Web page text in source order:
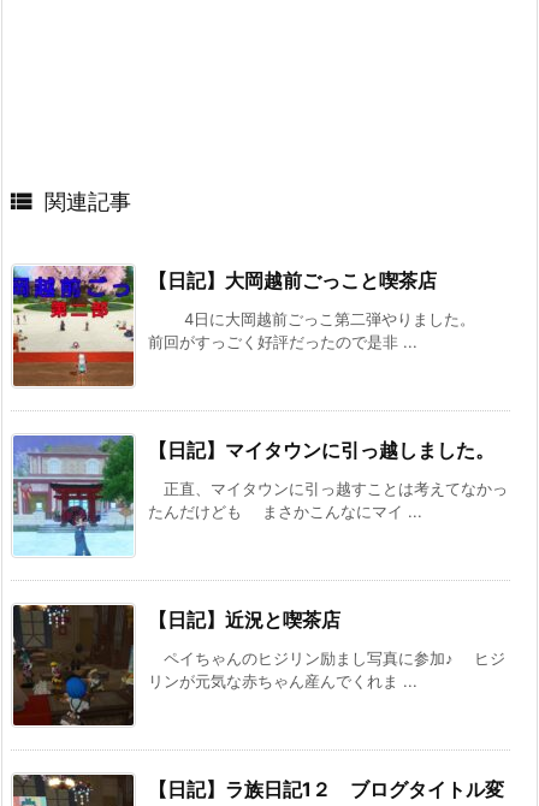
 関連記事
【日記】大岡越前ごっこと喫茶店
4日に大岡越前ごっこ第二弾やりました。
前回がすっごく好評だったので是非 ...
【日記】マイタウンに引っ越しました。
正直、マイタウンに引っ越すことは考えてなかっ
たんだけども まさかこんなにマイ ...
【日記】近況と喫茶店
ペイちゃんのヒジリン励まし写真に参加♪ ヒジ
リンが元気な赤ちゃん産んでくれま ...
【日記】ラ族日記1２ ブログタイトル変